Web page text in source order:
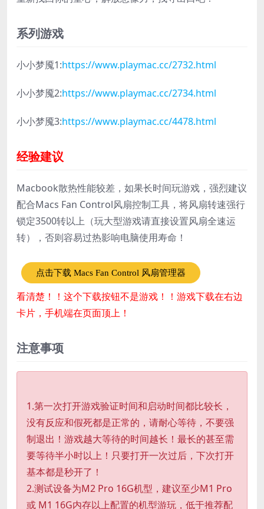
系列游戏
小小梦魇1:https://www.playmac.cc/2732.html
小小梦魇2:https://www.playmac.cc/2734.html
小小梦魇3:https://www.playmac.cc/4478.html
经验建议
Macbook散热性能较差，如果长时间玩游戏，强烈建议
配合Macs Fan Control风扇控制工具，将风扇转速强行
锁定3500转以上（玩大型游戏请直接设置风扇全速运
转），否则容易过热影响电脑使用寿命！
点击下载 Macs Fan Control 风扇管理器
看清楚！！这个下载按钮不是游戏！！游戏下载在右边
卡片，手机端在页面顶上！
注意事项
1.第一次打开游戏验证时间和启动时间都比较长，
没有反应和假死都是正常的，请耐心等待，不要强
制退出！游戏越大等待的时间越长！最长的甚至需
要等待半小时以上！只要打开一次过后，下次打开
基本都是秒开了！
2.测试设备为M2 Pro 16G机型，建议至少M1 Pro
或 M1 16G内存以上配置的机型游玩，低于推荐配